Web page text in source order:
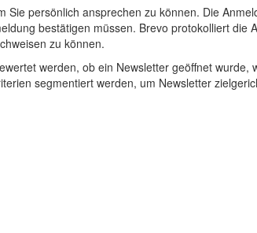
persönlich ansprechen zu können. Die
bestätigen müssen. Brevo protokolliert die
zu können.
werden, ob ein Newsletter geöffnet wurde,
segmentiert werden, um Newsletter